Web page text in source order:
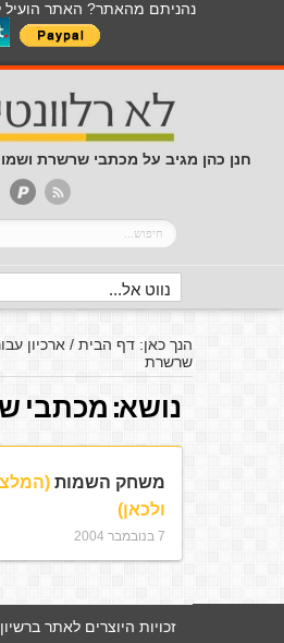
נהניתם מהאתר? האתר הועיל
חנן כהן מגיב על מכתבי שרשרת
הנך כאן:דף הבית /ארכיון
שרשרת
נושא: מכתבי
משחק השמות
ולכאן)
7 בנובמבר 2004
זכויות היוצרים לאתר ברשיון